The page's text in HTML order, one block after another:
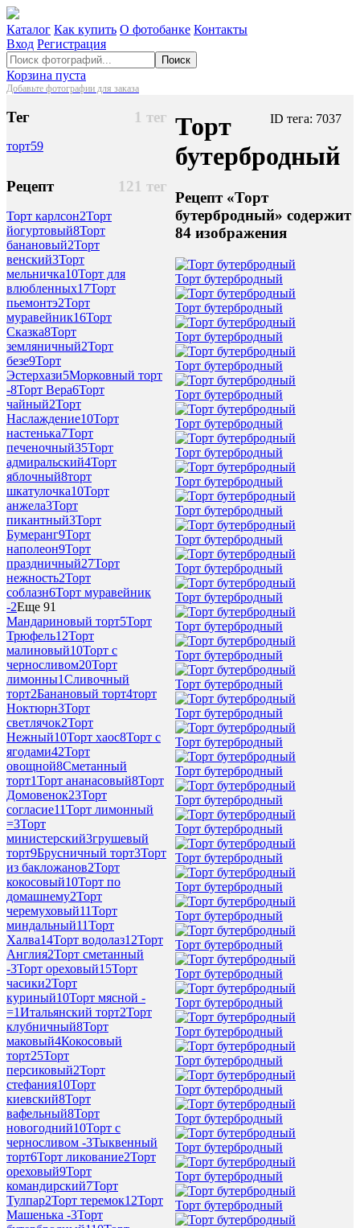
Каталог Как купить О фотобанке Контакты
Вход Регистрация
Поиск
Корзина пуста
Добавьте фотографии для заказа
1 тег
Тег
торт59
121 тег
Рецепт
Торт карлсон2Торт
йогуртовый8Торт
банановый2Торт
венский3Торт
мельничка10Торт для
влюбленных17Торт
пьемонтэ2Торт
муравейник16Торт
Сказка8Торт
земляничный2Торт
безе9Торт
Эстерхази5Морковный торт
-8Торт Вера6Торт
чайный2Торт
Наслаждение10Торт
настенька7Торт
печеночный35Торт
адмиральский4Торт
яблочный8торт
шкатулочка10Торт
анжела3Торт
пикантный3Торт
Бумеранг9Торт
наполеон9Торт
праздничный27Торт
нежность2Торт
соблазн6Торт муравейник
-2Еще 91
Мандариновый торт5Торт
Трюфель12Торт
малиновый10Торт с
черносливом20Торт
лимонны1Сливочный
торт2Банановый торт4торт
Ноктюрн3Торт
светлячок2Торт
Нежный10Торт хаос8Торт с
ягодами42Торт
овощной8Сметанный
торт1Торт ананасовый8Торт
Домовенок23Торт
согласие11Торт лимонный
=3Торт
министерский3грушевый
торт9Брусничный торт3Торт
из бакложанов2Торт
кокосовый10Торт по
домашнему2Торт
черемуховый11Торт
миндальный11Торт
Халва14Торт водолаз12Торт
Англия2Торт сметанный
-3Торт ореховый15Торт
часики2Торт
куриный10Торт мясной -
=1Итальянский торт2Торт
клубничный8Торт
маковый4Кокосовый
торт25Торт
персиковый2Торт
стефания10Торт
киевский8Торт
вафельный8Торт
новогодний10Торт с
черносливом -3Тыквенный
торт6Торт ликование2Торт
ореховый9Торт
командирский7Торт
Тулпар2Торт теремок12Торт
Машенька -3Торт
ID тега: 7037
Торт
бутербродный
Рецепт «Торт
бутербродный» содержит
84 изображения
Торт бутербродный
Торт бутербродный
Торт бутербродный
Торт бутербродный
Торт бутербродный
Торт бутербродный
Торт бутербродный
Торт бутербродный
Торт бутербродный
Торт бутербродный
Торт бутербродный
Торт бутербродный
Торт бутербродный
Торт бутербродный
Торт бутербродный
Торт бутербродный
Торт бутербродный
Торт бутербродный
Торт бутербродный
Торт бутербродный
Торт бутербродный
Торт бутербродный
Торт бутербродный
Торт бутербродный
Торт бутербродный
Торт бутербродный
Торт бутербродный
Торт бутербродный
Торт бутербродный
Торт бутербродный
Торт бутербродный
Торт бутербродный
Торт бутербродный